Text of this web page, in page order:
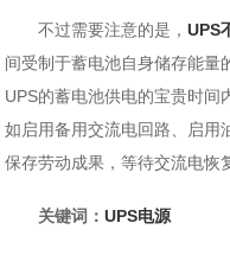
不过需要注意的是，UPS
间受制于蓄电池自身储存能量
UPS的蓄电池供电的宝贵时间
如启用备用交流电回路、启用
保存劳动成果，等待交流电恢
关键词：UPS电源